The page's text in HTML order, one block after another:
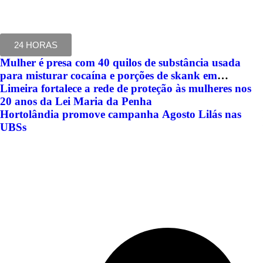
24 HORAS
Mulher é presa com 40 quilos de substância usada
para misturar cocaína e porções de skank em
Piracicaba
Limeira fortalece a rede de proteção às mulheres nos
20 anos da Lei Maria da Penha
Hortolândia promove campanha Agosto Lilás nas
UBSs